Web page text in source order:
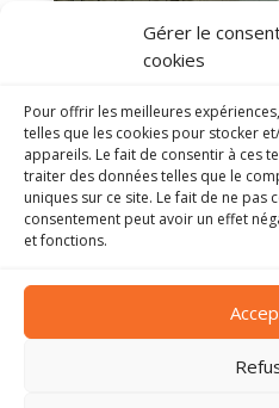
Gérer le
cookies
Pour offrir les meilleures
telles que les cookies pour stocker
appareils. Le fait de consentir à ces
traiter des données telles que le
uniques sur ce site. Le fait de ne pas
consentement peut avoir un effet
et fonctions.
Photo de Roger